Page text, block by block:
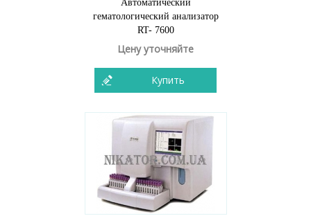
Автоматический
гематологический анализатор
RT- 7600
Цену уточняйте
Купить